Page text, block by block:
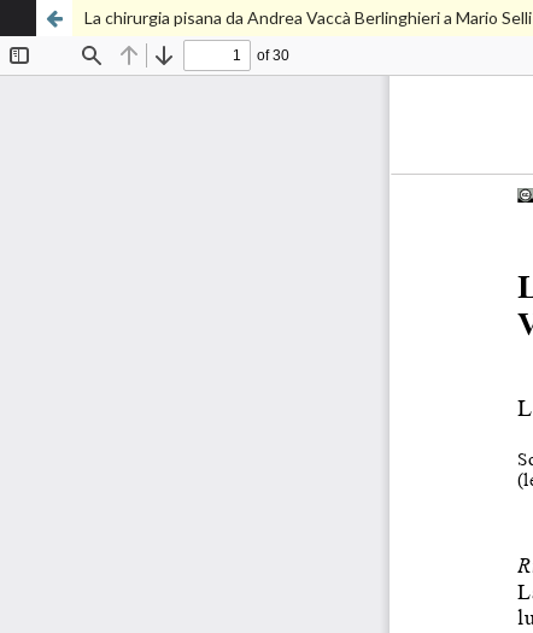
La chirurgia pisana da Andrea Vaccà Berlinghieri a Mario Selli